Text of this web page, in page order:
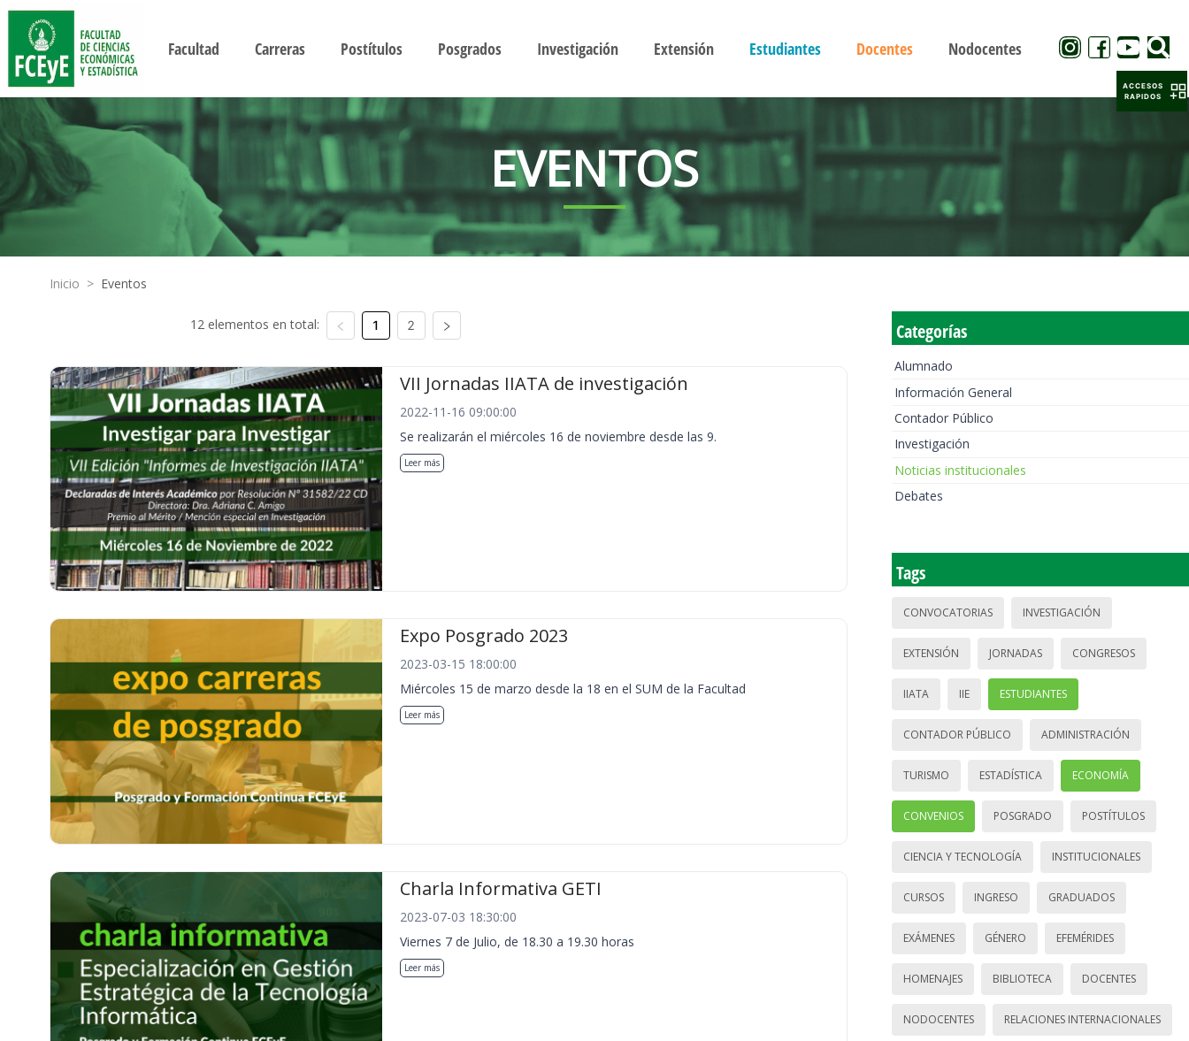
Facultad Carreras Postítulos Posgrados Investigación Extensión Estudiantes Docentes Nodocentes
EVENTOS
Inicio > Eventos
12 elementos en total: 1 2
VII Jornadas IIATA de investigación
2022-11-16 09:00:00
Se realizarán el miércoles 16 de noviembre desde las 9.
Leer más
Expo Posgrado 2023
2023-03-15 18:00:00
Miércoles 15 de marzo desde la 18 en el SUM de la Facultad
Leer más
Charla Informativa GETI
2023-07-03 18:30:00
Viernes 7 de Julio, de 18.30 a 19.30 horas
Leer más
Categorías
Alumnado
Información General
Contador Público
Investigación
Noticias institucionales
Debates
Tags
CONVOCATORIAS INVESTIGACIÓN
EXTENSIÓN JORNADAS CONGRESOS
IIATA IIE ESTUDIANTES
CONTADOR PÚBLICO ADMINISTRACIÓN
TURISMO ESTADÍSTICA ECONOMÍA
CONVENIOS POSGRADO POSTÍTULOS
CIENCIA Y TECNOLOGÍA INSTITUCIONALES
CURSOS INGRESO GRADUADOS
EXÁMENES GÉNERO EFEMÉRIDES
HOMENAJES BIBLIOTECA DOCENTES
NODOCENTES RELACIONES INTERNACIONALES
ACCESOS
RAPIDOS